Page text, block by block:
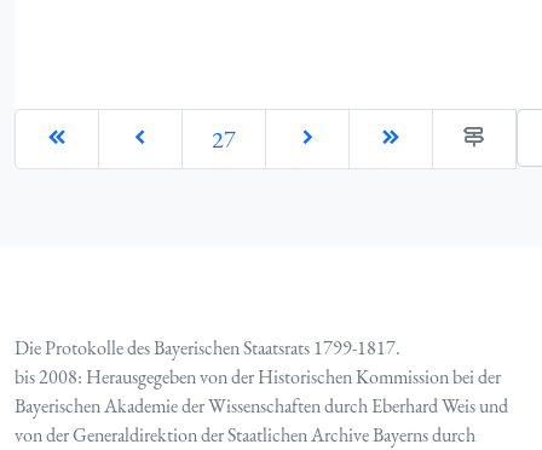
27
Die Protokolle des Bayerischen Staatsrats 1799-1817.
bis 2008: Herausgegeben von der Historischen Kommission bei der
Bayerischen Akademie der Wissenschaften durch Eberhard Weis und
von der Generaldirektion der Staatlichen Archive Bayerns durch